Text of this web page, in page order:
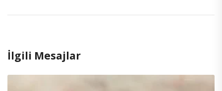
İlgili Mesajlar